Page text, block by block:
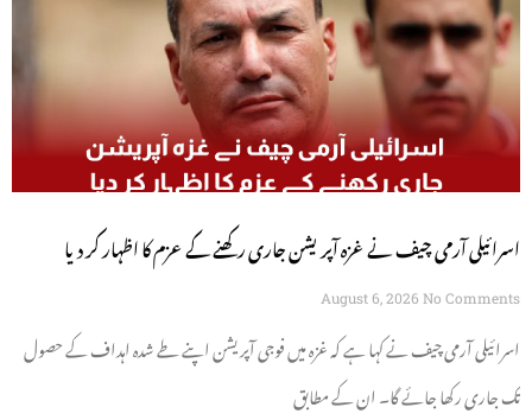
اسرائیلی آرمی چیف نے غزہ آپریشن جاری رکھنے کے عزم کا اظہار کر دیا
August 6, 2026 No Comments
اسرائیلی آرمی چیف نے کہا ہے کہ غزہ میں فوجی آپریشن اپنے طے شدہ اہداف کے حصول
تک جاری رکھا جائے گا۔ ان کے مطابق